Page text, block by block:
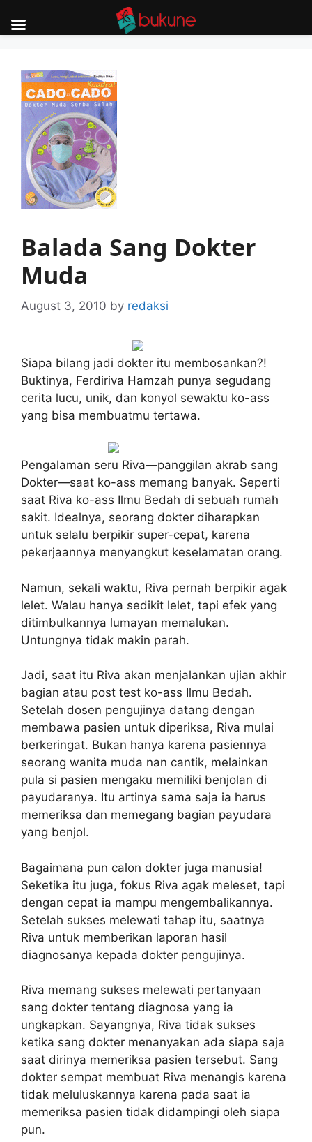
content
Balada Sang Dokter
Muda
August 3, 2010 by redaksi
Siapa bilang jadi dokter itu membosankan?!
Buktinya, Ferdiriva Hamzah punya segudang
cerita lucu, unik, dan konyol sewaktu ko-ass
yang bisa membuatmu tertawa.
Pengalaman seru Riva—panggilan akrab sang
Dokter—saat ko-ass memang banyak. Seperti
saat Riva ko-ass Ilmu Bedah di sebuah rumah
sakit. Idealnya, seorang dokter diharapkan
untuk selalu berpikir super-cepat, karena
pekerjaannya menyangkut keselamatan orang.
Namun, sekali waktu, Riva pernah berpikir agak
lelet. Walau hanya sedikit lelet, tapi efek yang
ditimbulkannya lumayan memalukan.
Untungnya tidak makin parah.
Jadi, saat itu Riva akan menjalankan ujian akhir
bagian atau post test ko-ass Ilmu Bedah.
Setelah dosen pengujinya datang dengan
membawa pasien untuk diperiksa, Riva mulai
berkeringat. Bukan hanya karena pasiennya
seorang wanita muda nan cantik, melainkan
pula si pasien mengaku memiliki benjolan di
payudaranya. Itu artinya sama saja ia harus
memeriksa dan memegang bagian payudara
yang benjol.
Bagaimana pun calon dokter juga manusia!
Seketika itu juga, fokus Riva agak meleset, tapi
dengan cepat ia mampu mengembalikannya.
Setelah sukses melewati tahap itu, saatnya
Riva untuk memberikan laporan hasil
diagnosanya kepada dokter pengujinya.
Riva memang sukses melewati pertanyaan
sang dokter tentang diagnosa yang ia
ungkapkan. Sayangnya, Riva tidak sukses
ketika sang dokter menanyakan ada siapa saja
saat dirinya memeriksa pasien tersebut. Sang
dokter sempat membuat Riva menangis karena
tidak meluluskannya karena pada saat ia
memeriksa pasien tidak didampingi oleh siapa
pun.